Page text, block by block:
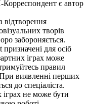
Корреспондент є автор
відтворення
творів
забороняється.
для осіб
іграх може
правил
виявленні перших
до спеціаліста.
не може бути